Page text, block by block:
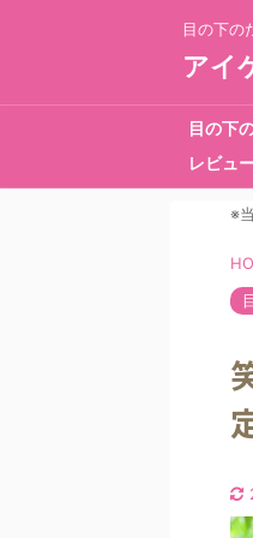
目の下の
アイ
目の下
レビュ
※